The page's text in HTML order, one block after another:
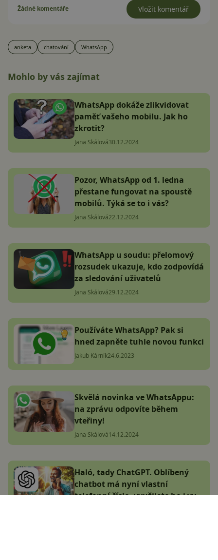
Žádné komentáře Vložit komentář
anketa chatování WhatsApp
Mohlo by vás zajímat
WhatsApp dokáže zlikvidovat
paměť vašeho mobilu. Jak ho
zkrotit?
Jana Skálová30.12.2024
Pozor, WhatsApp od 1. ledna
přestane fungovat na spoustě
mobilů. Týká se to i vás?
Jana Skálová22.12.2024
WhatsApp u soudu: přelomový
rozsudek ukazuje, kdo zodpovídá
za sledování uživatelů
Jana Skálová29.12.2024
Používáte WhatsApp? Pak si
hned zapněte tuhle novou funkci
Jakub Kárník24.6.2023
Skvělá novinka ve WhatsAppu:
na zprávu odpovíte během
vteřiny!
Jana Skálová14.12.2024
Haló, tady ChatGPT. Oblíbený
chatbot má nyní vlastní
telefonní číslo, využijete ho i vy